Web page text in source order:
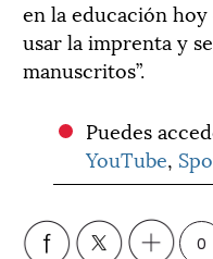
en la educación
usar la imprenta y
manuscritos”.
Puedes
YouTube,
0